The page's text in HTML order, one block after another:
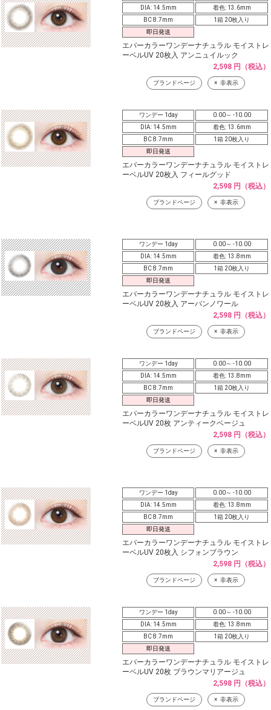
DIA: 14.5mm
着色: 13.6mm
BC 8.7mm
1箱 20枚入り
即日発送
エバーカラーワンデーナチュラル モイストレ
ーベルUV 20枚入 アンニュイルック
2,598 円（税込）
ブランドページ 非表示
ワンデー 1day
0.00～ -10.00
DIA: 14.5mm
着色: 13.6mm
BC 8.7mm
1箱 20枚入り
即日発送
エバーカラーワンデーナチュラル モイストレ
ーベルUV 20枚入 フィールグッド
2,598 円（税込）
ブランドページ 非表示
ワンデー 1day
0.00～ -10.00
DIA: 14.5mm
着色: 13.8mm
BC 8.7mm
1箱 20枚入り
即日発送
エバーカラーワンデーナチュラル モイストレ
ーベルUV 20枚入 アーバンノワール
2,598 円（税込）
ブランドページ 非表示
ワンデー 1day
0.00～ -10.00
DIA: 14.5mm
着色: 13.8mm
BC 8.7mm
1箱 20枚入り
即日発送
エバーカラーワンデーナチュラル モイストレ
ーベルUV 20枚 アンティークベージュ
2,598 円（税込）
ブランドページ 非表示
ワンデー 1day
0.00～ -10.00
DIA: 14.5mm
着色: 13.8mm
BC 8.7mm
1箱 20枚入り
即日発送
エバーカラーワンデーナチュラル モイストレ
ーベルUV 20枚入 シフォンブラウン
2,598 円（税込）
ブランドページ 非表示
ワンデー 1day
0.00～ -10.00
DIA: 14.5mm
着色: 13.8mm
BC 8.7mm
1箱 20枚入り
即日発送
エバーカラーワンデーナチュラル モイストレ
ーベルUV 20枚 ブラウンマリアージュ
2,598 円（税込）
ブランドページ 非表示